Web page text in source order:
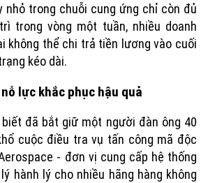
nhỏ trong chuỗi cung ứng chỉ còn đủ
trong vòng một tuần, nhiều doanh
không thể chi trả tiền lương vào cuối
kéo dài.
lực khắc phục hậu quả
đã bắt giữ một người đàn ông 40
cuộc điều tra vụ tấn công mã độc
- đơn vị cung cấp hệ thống
hành lý cho nhiều hãng hàng không